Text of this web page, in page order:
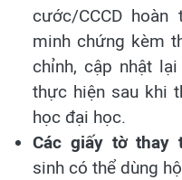
cước/CCCD
minh chứng kèm
chỉnh, cập nhật
thực hiện sau khi
học đại học.
Các giấy tờ thay
sinh có thể dùng